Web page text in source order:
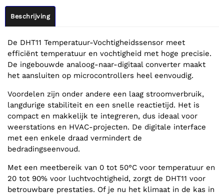
Beschrijving
De DHT11 Temperatuur-Vochtigheidssensor meet
efficiënt temperatuur en vochtigheid met hoge precisie.
De ingebouwde analoog-naar-digitaal converter maakt
het aansluiten op microcontrollers heel eenvoudig.
Voordelen zijn onder andere een laag stroomverbruik,
langdurige stabiliteit en een snelle reactietijd. Het is
compact en makkelijk te integreren, dus ideaal voor
weerstations en HVAC-projecten. De digitale interface
met een enkele draad vermindert de
bedradingseenvoud.
Met een meetbereik van 0 tot 50°C voor temperatuur en
20 tot 90% voor luchtvochtigheid, zorgt de DHT11 voor
betrouwbare prestaties. Of je nu het klimaat in de kas in